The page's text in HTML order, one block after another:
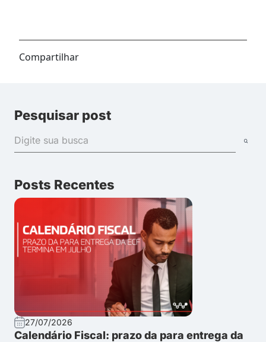
Compartilhar
Pesquisar post
Posts Recentes
27/07/2026
Calendário Fiscal: prazo da para entrega da